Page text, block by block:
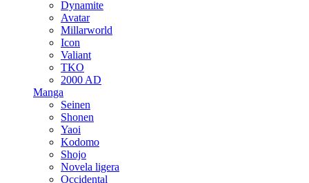
Dynamite
Avatar
Millarworld
Icon
Valiant
TKO
2000 AD
Manga
Seinen
Shonen
Yaoi
Kodomo
Shojo
Novela ligera
Occidental